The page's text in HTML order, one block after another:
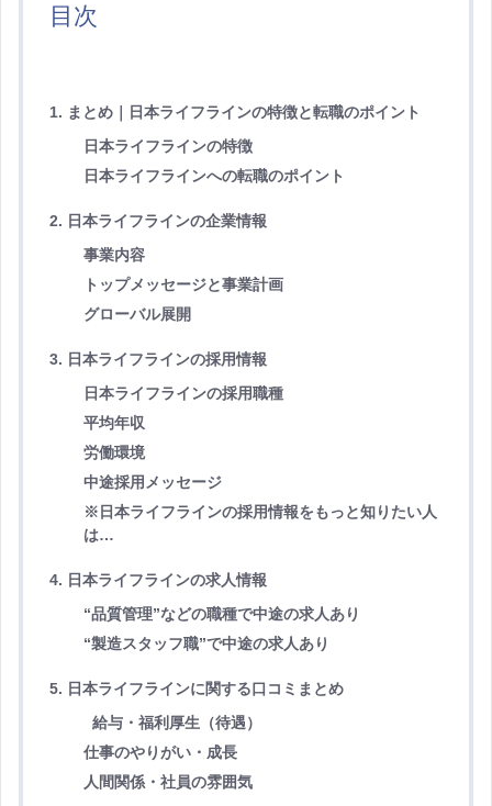
目次
1. まとめ｜日本ライフラインの特徴と転職のポイント
日本ライフラインの特徴
日本ライフラインへの転職のポイント
2. 日本ライフラインの企業情報
事業内容
トップメッセージと事業計画
グローバル展開
3. 日本ライフラインの採用情報
日本ライフラインの採用職種
平均年収
労働環境
中途採用メッセージ
※日本ライフラインの採用情報をもっと知りたい人
は…
4. 日本ライフラインの求人情報
“品質管理”などの職種で中途の求人あり
“製造スタッフ職”で中途の求人あり
5. 日本ライフラインに関する口コミまとめ
給与・福利厚生（待遇）
仕事のやりがい・成長
人間関係・社員の雰囲気